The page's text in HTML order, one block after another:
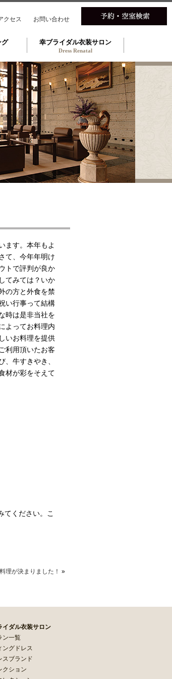
クセス お問い合わせ
グ 幸ブライダル衣装サロン
Dress Renatal
ます。本年もよ
て、今年年明け
トで評判が良か
てみては？いか
の方と外食を禁
い行事って結構
時は是非当社を
よってお料理内
いお料理を提供
利用頂いたお客
、牛すきやき、
材が彩をそえて
てください。こ
理が決まりました！ »
ダル衣装サロン
ン一覧
ングドレス
スブランド
クション